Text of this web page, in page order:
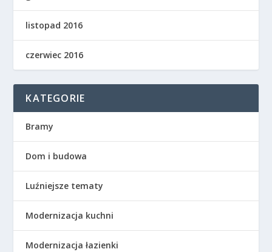
listopad 2016
czerwiec 2016
KATEGORIE
Bramy
Dom i budowa
Luźniejsze tematy
Modernizacja kuchni
Modernizacja łazienki